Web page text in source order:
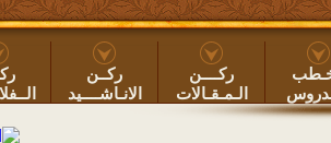
ركــــن
الـمـقـالات
ركــن
الانـاشــــيد